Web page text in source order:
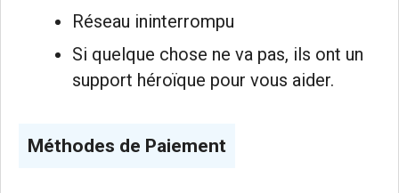
Réseau ininterrompu
Si quelque chose ne va pas, ils ont un
support héroïque pour vous aider.
Méthodes de Paiement